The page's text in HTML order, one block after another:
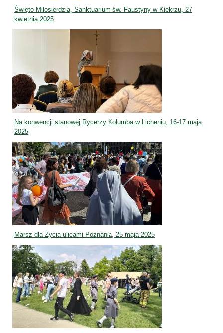
Święto Miłosierdzia, Sanktuarium św. Faustyny w Kiekrzu, 27
kwietnia 2025
Na konwencji stanowej Rycerzy Kolumba w Licheniu, 16-17 maja
2025
Marsz dla Życia ulicami Poznania, 25 maja 2025